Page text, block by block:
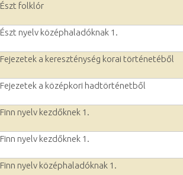
Észt folklór
Észt nyelv középhaladóknak 1.
Fejezetek a kereszténység korai történetéből
Fejezetek a középkori hadtörténetből
Finn nyelv kezdőknek 1.
Finn nyelv kezdőknek 1.
Finn nyelv középhaladóknak 1.